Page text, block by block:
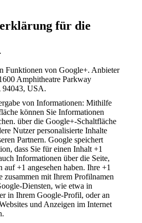
für die
Funktionen von Google+. Anbieter
Amphitheatre Parkway
USA.
von Informationen: Mithilfe
können Sie Informationen
über die Google+-Schaltfläche
Nutzer personalisierte Inhalte
Partnern. Google speichert
dass Sie für einen Inhalt +1
Informationen über die Seite,
+1 angesehen haben. Ihre +1
zusammen mit Ihrem Profilnamen
Diensten, wie etwa in
in Ihrem Google-Profil, oder an
und Anzeigen im Internet